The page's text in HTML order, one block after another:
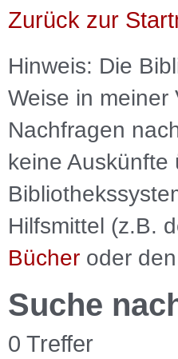
Zurück zur
Hinweis: Die
Weise in
Nachfragen
keine Auskünfte
Hilfsmittel (z.B.
Bücher oder
Suche
0 Treffer